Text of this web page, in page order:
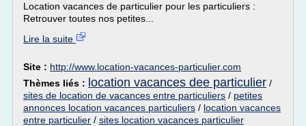
Location vacances de particulier pour les particuliers :
Retrouver toutes nos petites...
Lire la suite
Site : http://www.location-vacances-particulier.com
Thèmes liés : location vacances dee particulier /
sites de location de vacances entre particuliers / petites
annonces location vacances particuliers / location vacances
entre particulier / sites location vacances particulier